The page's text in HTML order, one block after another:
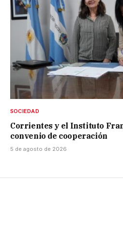
SOCIEDAD
Corrientes y el Instituto
convenio de cooperación
5 de agosto de 2026